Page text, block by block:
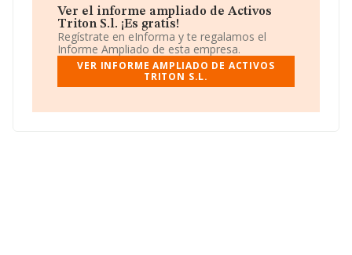
La empresa españolaActivos Triton S.L
de identificación fiscal B82530353, tiene domicilio fiscal
en Calle Amparo núm. 35, (28012), en el municipio de
Madrid, Madrid.
Con los datos a disposición de INFORMA sobre 7.332
ámbito nacional alcanza los 3.115 millones de euros y
Ver el informe ampliado de Activos
Triton S.l. ¡Es gratis!
Regístrate en eInforma y te regalamos el
Informe Ampliado de esta empresa.
VER INFORME AMPLIADO DE ACTIVOS
TRITON S.L.